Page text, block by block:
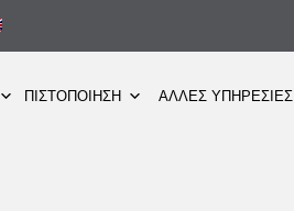
ΠΙΣΤΟΠΟΙΗΣΗ ΑΛΛΕΣ ΥΠΗΡΕΣΙΕΣ